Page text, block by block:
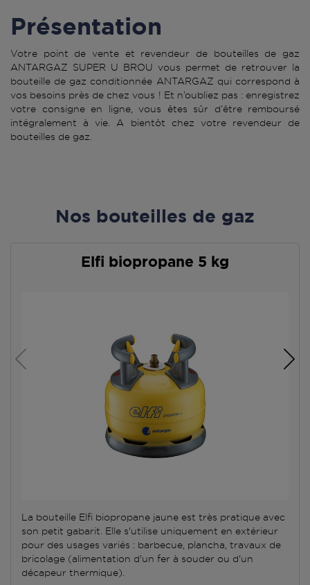
Présentation
Votre point de vente et revendeur de bouteilles de gaz
ANTARGAZ SUPER U BROU vous permet de retrouver la
bouteille de gaz conditionnée ANTARGAZ qui correspond à
vos besoins près de chez vous ! Et n’oubliez pas : enregistrez
votre consigne en ligne, vous êtes sûr d’être remboursé
intégralement à vie. A bientôt chez votre revendeur de
bouteilles de gaz.
Nos bouteilles de gaz
Elfi biopropane 5 kg
La bouteille Elfi biopropane jaune est très pratique avec
son petit gabarit. Elle s'utilise uniquement en extérieur
pour des usages variés : barbecue, plancha, travaux de
bricolage (alimentation d'un fer à souder ou d'un
décapeur thermique).